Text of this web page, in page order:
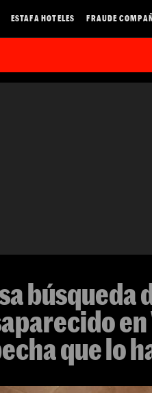
ESTAFA HOTELES FRAUDE
búsqueda
que lo